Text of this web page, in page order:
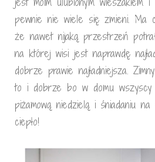
pewnie nie wiele się zmieni. Ma
że nawet nijaką przestrzeń
na której wisi jest naprawdę
dobrze prawie najładniejsza.
to i dobrze bo w domu wszyscy
piżamową niedzielą i śniadaniu na
ciepło!